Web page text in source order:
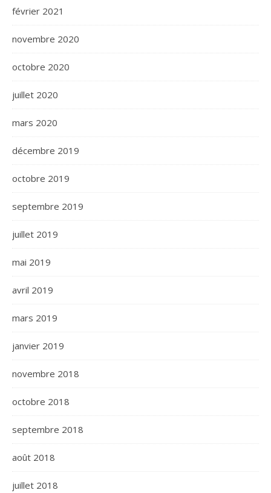
février 2021
novembre 2020
octobre 2020
juillet 2020
mars 2020
décembre 2019
octobre 2019
septembre 2019
juillet 2019
mai 2019
avril 2019
mars 2019
janvier 2019
novembre 2018
octobre 2018
septembre 2018
août 2018
juillet 2018